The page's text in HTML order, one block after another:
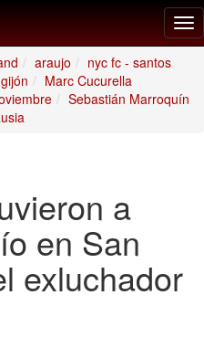
araujo
nyc fc - santos
Marc Cucurella
Sebastián Marroquín
a
en San
exluchador